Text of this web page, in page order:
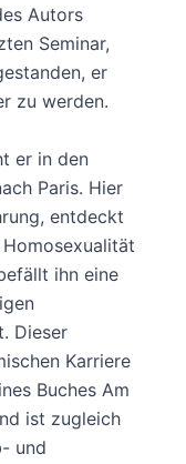
Autors
Seminar,
er
zu werden.
er in den
Paris. Hier
entdeckt
ihn eine
Dieser
Karriere
Buches Am
ist zugleich
und